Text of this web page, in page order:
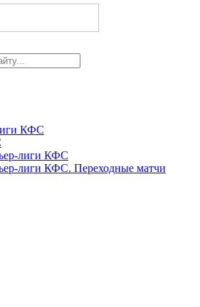
КФС
лиги КФС
лиги КФС. Переходные матчи